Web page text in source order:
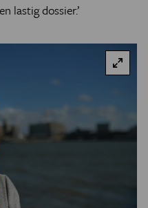
lastig dossier.’